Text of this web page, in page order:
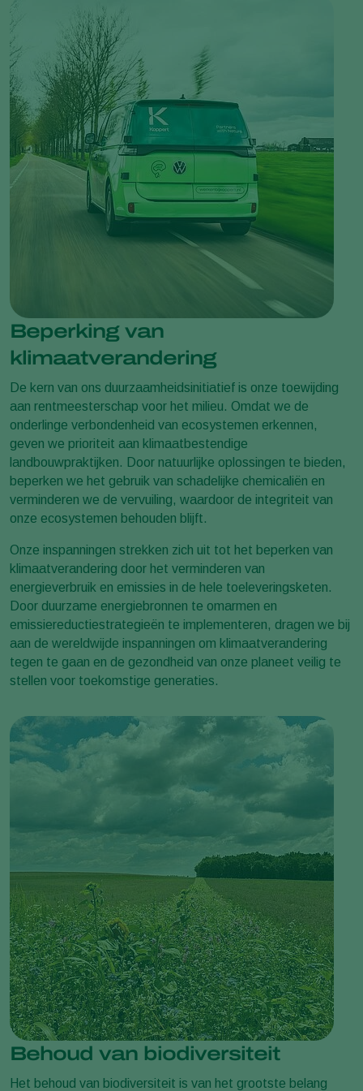
Beperking van
klimaatverandering
De kern van ons duurzaamheidsinitiatief is onze toewijding
aan rentmeesterschap voor het milieu. Omdat we de
onderlinge verbondenheid van ecosystemen erkennen,
geven we prioriteit aan klimaatbestendige
landbouwpraktijken. Door natuurlijke oplossingen te bieden,
beperken we het gebruik van schadelijke chemicaliën en
verminderen we de vervuiling, waardoor de integriteit van
onze ecosystemen behouden blijft.
Onze inspanningen strekken zich uit tot het beperken van
klimaatverandering door het verminderen van
energieverbruik en emissies in de hele toeleveringsketen.
Door duurzame energiebronnen te omarmen en
emissiereductiestrategieën te implementeren, dragen we bij
aan de wereldwijde inspanningen om klimaatverandering
tegen te gaan en de gezondheid van onze planeet veilig te
stellen voor toekomstige generaties.
Behoud van biodiversiteit
Het behoud van biodiversiteit is van het grootste belang